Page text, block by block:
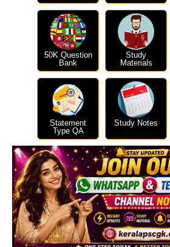
50K Question
Bank
Study
Materials
Statement
Type QA
Study Notes